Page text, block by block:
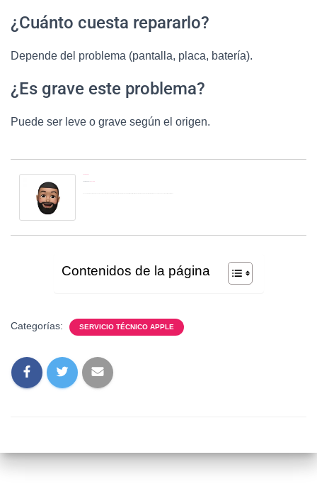
¿Cuánto cuesta repararlo?
Depende del problema (pantalla, placa, batería).
¿Es grave este problema?
Puede ser leve o grave según el origen.
Contenidos de la página
Categorías: SERVICIO TÉCNICO APPLE